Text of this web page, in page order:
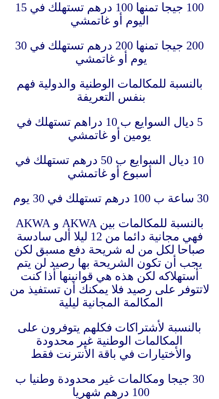
100 جيجا تمنها 100 درهم تستهلك في 15
اليوم أو غاتمشي
200 جيجا تمنها 200 درهم تستهلك في 30
يوم أو غاتمشي
بالنسبة للمكالمات الوطنية والدولية فهم
بنفس التعريفة
5 ديال السوايع ب 10 دراهم تستهلك في
يومين أو غاتمشي
10 ديال السوايع ب 50 درهم تستهلك في
أسبوع أو غاتمشي
30 ساعة ب 100 درهم تستهلك في 30 يوم
بالنسبة للمكالمات بين AKWA و AKWA
فهي مجانية دائما من 12 ليلا ألى سادسة
صباحا لكل من له شريحة دفع مسبق لكن
يجب أن تكون الشريحة بها رصيد لن يتم
أستهلاكه لكن هذه هي قوانينها أذا كنت
لاتتوفر على رصيد فلا يمكنك أن تستفيذ من
المكالمة المجانية ليلية
بالنسبة لأشتراكات فكلهم يتوفرون على
المكالمات الوطنية غير محدودة
والأختيارات في باقة الأنترنت فقط
30 جيجا ومكالمات غير محدودة وطنيا ب
100 درهم شهريا